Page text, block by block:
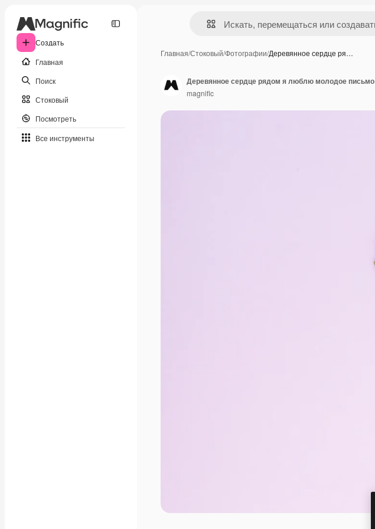
Создать
Главная
Поиск
Стоковый
Посмотреть
Все инструменты
Главная/Стоковый/Фотографии/Деревянное сердце ря…
Деревянное сердце рядом я люблю молодое письмо
magnific